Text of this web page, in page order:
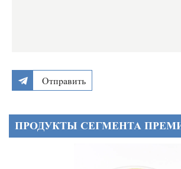
Отправить
ПРОДУКТЫ СЕГМЕНТА